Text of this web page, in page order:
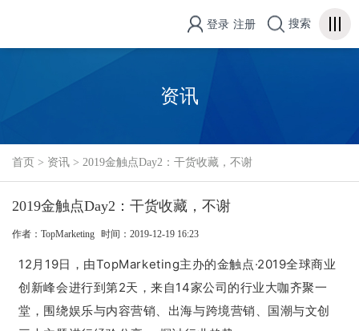
登录 注册 搜索
资讯
首页 > 资讯 > 2019金触点Day2：干货收藏，不谢
2019金触点Day2：干货收藏，不谢
作者：TopMarketing 时间：2019-12-19 16:23
12月19日，由TopMarketing主办的金触点·2019全球商业
创新峰会进行到第2天，来自14家公司的行业大咖齐聚一
堂，围绕娱乐与内容营销、出海与跨境营销、国潮与文创